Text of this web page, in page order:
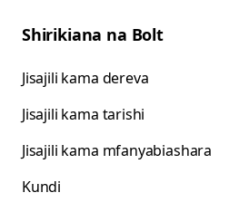
Shirikiana na Bolt
Jisajili kama dereva
Jisajili kama tarishi
Jisajili kama mfanyabiashara
Kundi